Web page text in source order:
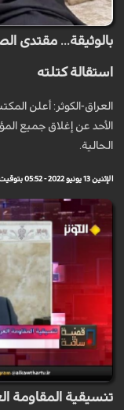
بالوثيقة... مقتدى
استقالة كتلته
العراق-الكوثر: أعلن
الأحد عن إغلاق جميع
الحالية.
الإثنين 13 يونيو 2022 - 05:52 بتوقيت مكة
تنسيقية المقاومة